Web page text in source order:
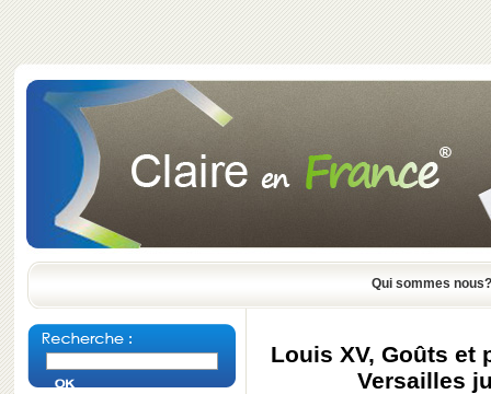
Qui sommes nous?
Louis XV, Goûts et
Versailles